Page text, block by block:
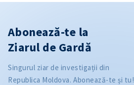
Abonează-te la
Ziarul de Gardă
Singurul ziar de investigații din
Republica Moldova. Abonează-te și tu!